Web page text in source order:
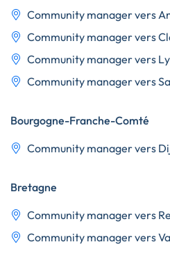
Community manager vers
Community manager vers
Community manager vers
Community manager vers
Bourgogne-Franche-Comté
Community manager vers
Bretagne
Community manager vers
Community manager vers